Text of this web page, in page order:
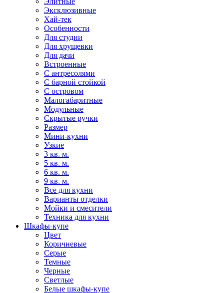
Эксклюзивные
Хай-тек
Особенности
Для студии
Для хрущевки
Для дачи
Встроенные
С антресолями
С барной стойкой
С островом
Малогабаритные
Модульные
Скрытые ручки
Размер
Мини-кухни
Узкие
3 кв. м.
5 кв. м.
6 кв. м.
9 кв. м.
Все для кухни
Варианты отделки
Мойки и смесители
Техника для кухни
Шкафы-купе
Цвет
Коричневые
Серые
Темные
Черные
Светлые
Белые шкафы-купе